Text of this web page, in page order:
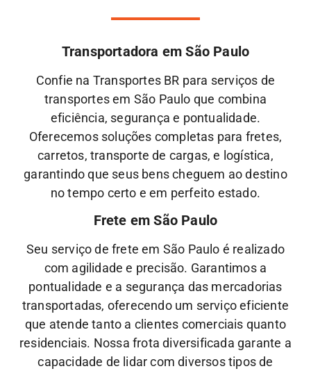
Transportadora em São Paulo
Confie na Transportes BR para serviços de
transportes em São Paulo que combina
eficiência, segurança e pontualidade.
Oferecemos soluções completas para fretes,
carretos, transporte de cargas, e logística,
garantindo que seus bens cheguem ao destino
no tempo certo e em perfeito estado.
Frete em São Paulo
Seu serviço de frete em São Paulo é realizado
com agilidade e precisão. Garantimos a
pontualidade e a segurança das mercadorias
transportadas, oferecendo um serviço eficiente
que atende tanto a clientes comerciais quanto
residenciais. Nossa frota diversificada garante a
capacidade de lidar com diversos tipos de